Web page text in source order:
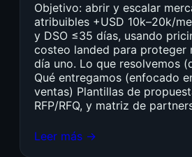
Objetivo: abrir y escalar
atribuibles +USD 10k–20k/
y DSO ≤35 días, usando
costeo landed para proteger
día uno. Lo que resolvemos
Qué entregamos (enfocado
ventas) Plantillas de
RFP/RFQ, y matriz de
Leer más →